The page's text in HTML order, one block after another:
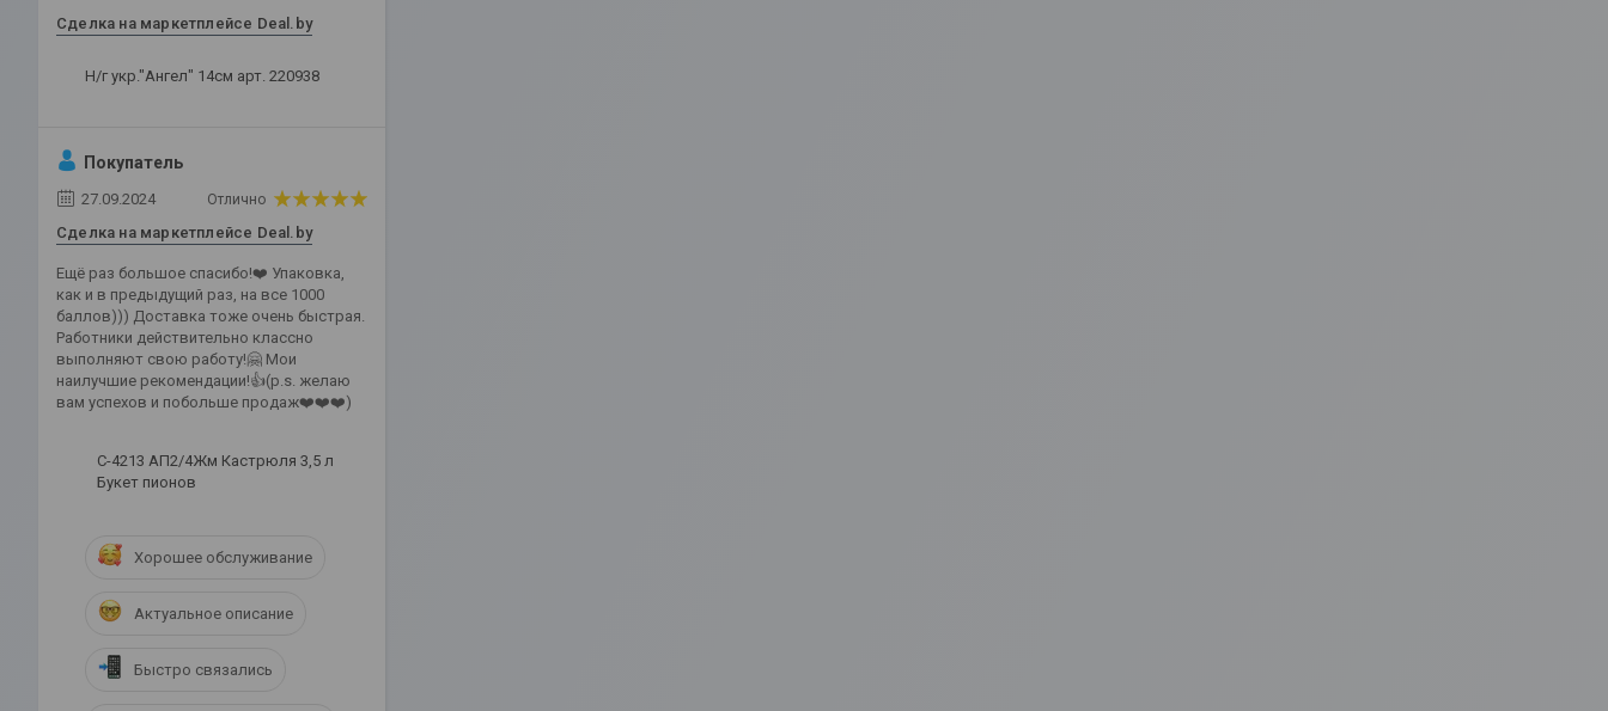
Сделка на маркетплейсе Deal.by
Н/г укр."Ангел" 14см арт. 220938
Покупатель
27.09.2024 Отлично
Сделка на маркетплейсе Deal.by
Ещё раз большое спасибо!❤️ Упаковка,
как и в предыдущий раз, на все 1000
баллов))) Доставка тоже очень быстрая.
Работники действительно классно
выполняют свою работу!🤗 Мои
наилучшие рекомендации!👍(p.s. желаю
вам успехов и побольше продаж❤️❤️❤️)
С-4213 АП2/4Жм Кастрюля 3,5 л
Букет пионов
Хорошее обслуживание
Актуальное описание
Быстро связались